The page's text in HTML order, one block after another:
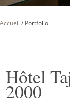
Accueil / Portfolio
Hôtel
2000